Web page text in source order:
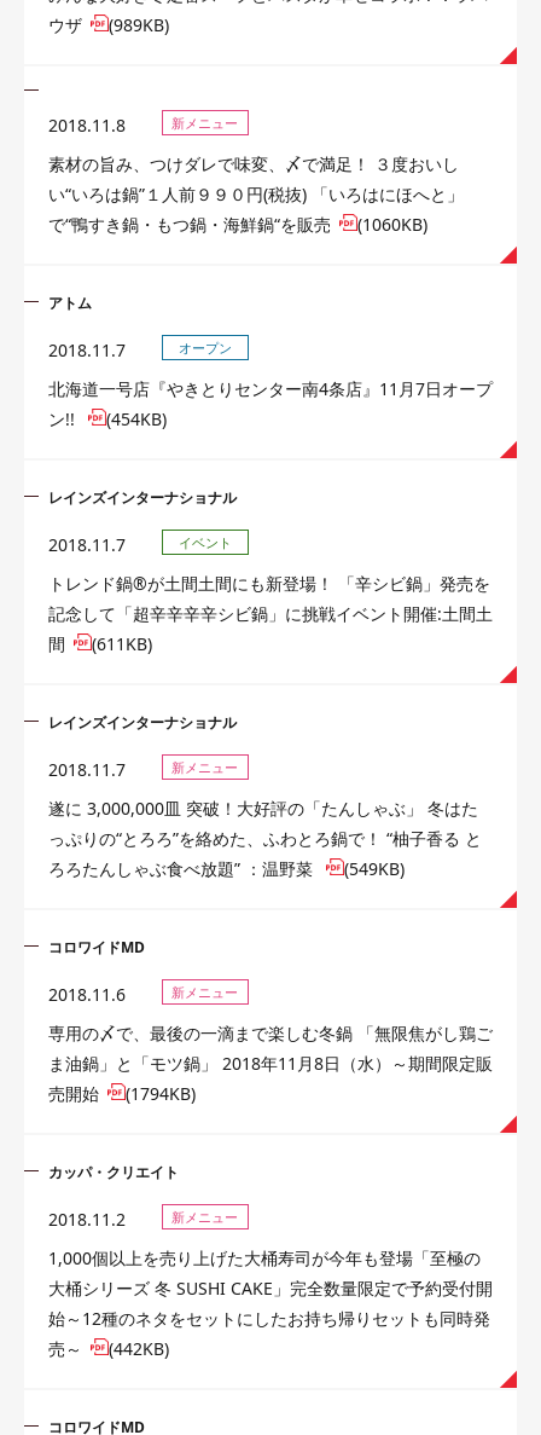
ウザ
(989KB)
2018.11.8 新メニュー
素材の旨み、つけダレで味変、〆で満足！ ３度おいし
い“いろは鍋”１人前９９０円(税抜) 「いろはにほへと」
で“鴨すき鍋・もつ鍋・海鮮鍋“を販売
(1060KB)
アトム
2018.11.7 オープン
北海道一号店『やきとりセンター南4条店』11月7日オープ
ン!!
(454KB)
レインズインターナショナル
2018.11.7 イベント
トレンド鍋®が土間土間にも新登場！ 「辛シビ鍋」発売を
記念して「超辛辛辛辛シビ鍋」に挑戦イベント開催:土間土
間
(611KB)
レインズインターナショナル
2018.11.7 新メニュー
遂に 3,000,000皿 突破！大好評の「たんしゃぶ」 冬はた
っぷりの“とろろ”を絡めた、ふわとろ鍋で！ “柚子香る と
ろろたんしゃぶ食べ放題” ：温野菜
(549KB)
コロワイドMD
2018.11.6 新メニュー
専用の〆で、最後の一滴まで楽しむ冬鍋 「無限焦がし鶏ご
ま油鍋」と「モツ鍋」 2018年11月8日（水）～期間限定販
売開始
(1794KB)
カッパ・クリエイト
2018.11.2 新メニュー
1,000個以上を売り上げた大桶寿司が今年も登場「至極の
大桶シリーズ 冬 SUSHI CAKE」完全数量限定で予約受付開
始～12種のネタをセットにしたお持ち帰りセットも同時発
売～
(442KB)
コロワイドMD